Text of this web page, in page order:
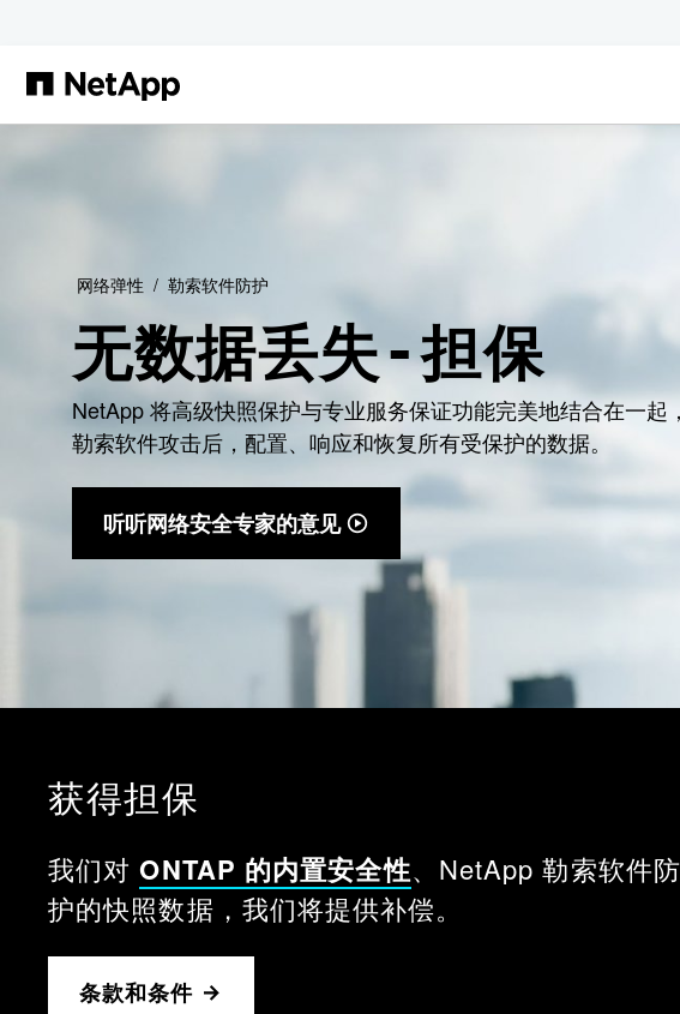
网络弹性 勒索软件防护
无数据丢失 — 担保
NetApp 将高级快照保护与专业服务保证功能完美地结合在一起
勒索软件攻击后，配置、响应和恢复所有受保护的数据。
听听网络安全专家的意见
获得担保
我们对 ONTAP 的内置安全性、NetApp 勒索软件
护的快照数据，我们将提供补偿。
条款和条件